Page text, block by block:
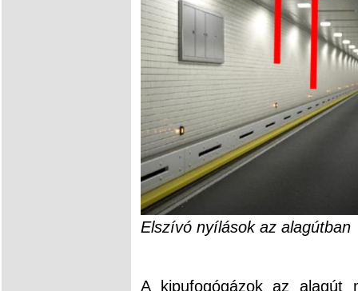
Elszívó nyílások az alagútban
A kipufogógázok az alagút